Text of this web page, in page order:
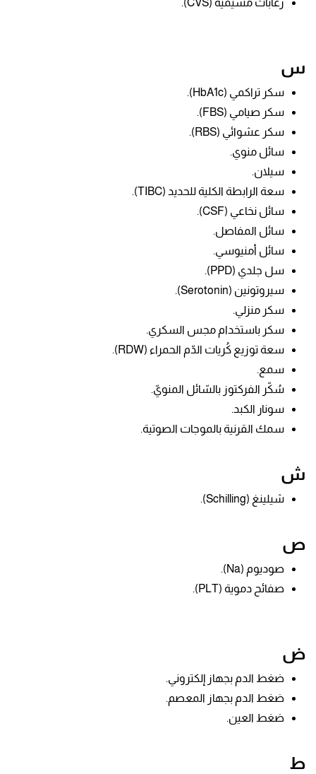
زغابات مشيمية (CVS).
س
سكر تراكمي (HbA1c).
سكر صيامي (FBS).
سكر عشوائي (RBS).
سائل منوي.
سيلان.
سعة الرابطة الكلية للحديد (TIBC).
سائل نخاعي (CSF).
سائل المفاصل.
سائل أمنيوسي.
سل جلدي (PPD).
سيروتونين (Serotonin).
سكر منزلي.
سكر باستخدام مجس السكري.
سعة توزيع كُريات الدّم الحمراء (RDW).
سمع.
سُكّر الفركتوز بالسّائل المنويّ.
سونار الكبد.
سمك القرنية بالموجات الصوتية.
ش
شيلينغ (Schilling).
ص
صوديوم (Na).
صفائح دموية (PLT).
ض
ضغط الدم بجهاز إلكتروني.
ضغط الدم بجهاز المعصم.
ضغط العين.
ط